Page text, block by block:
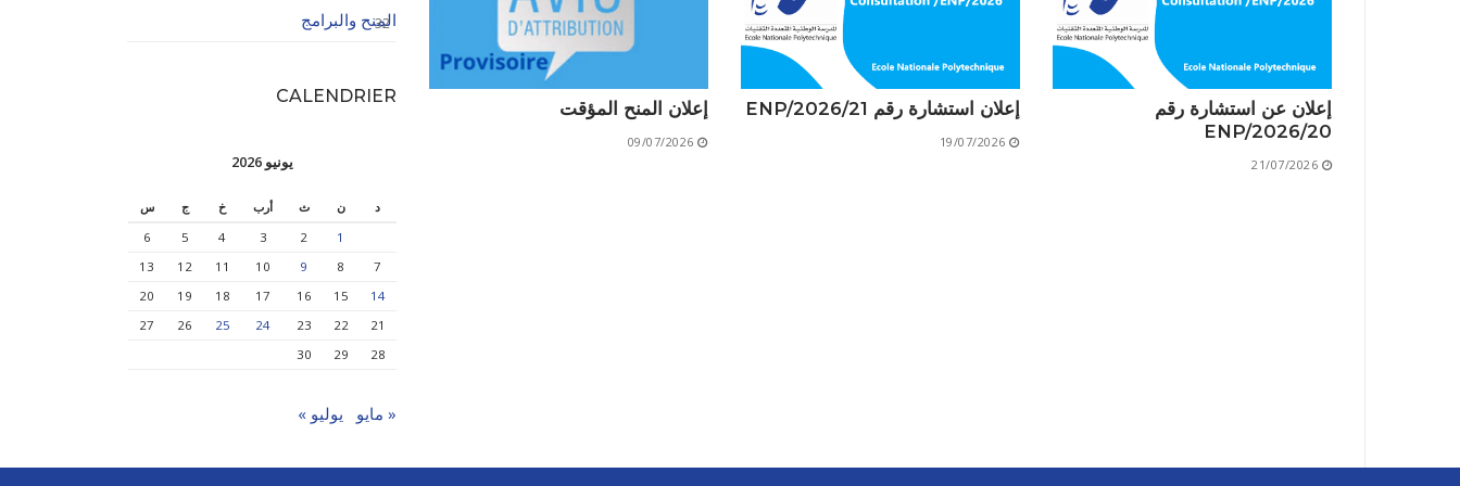
الأقــســــام الـتـحــضـيـريـــة
البرنامج الدراسي
التربصات
إعلان عن استشارة رقم
20/ENP/2026
21/07/2026
إعلان استشارة رقم 21/ENP/2026
19/07/2026
إعلان المنح المؤقت
09/07/2026
المنح والبرامج
32
CALENDRIER
يونيو 2026
د ن ث أرب خ ج
س
1
2
3
4
5
6
7
8
9
10
11
12
13
14
15
16
17
18
19
20
21
22
23
24
25
26
27
28
29
30
« مايو يوليو »